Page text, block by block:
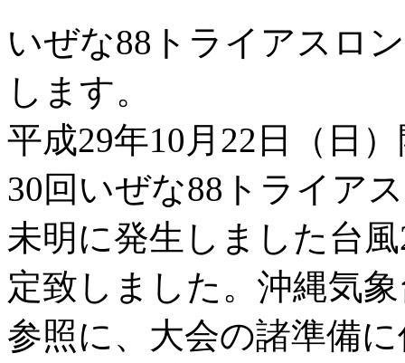
いぜな88トライアスロ
します。
平成29年10月22日（日
30回いぜな88トライア
未明に発生しました台
定致しました。沖縄気
参照に、大会の諸準備